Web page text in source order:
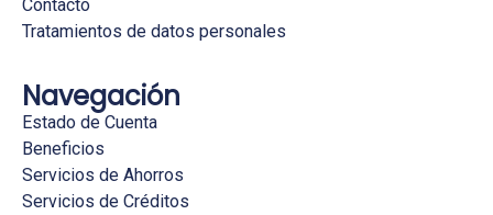
Contacto
Tratamientos de datos personales
Navegación
Estado de Cuenta
Beneficios
Servicios de Ahorros
Servicios de Créditos